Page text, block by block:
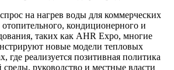
на нагрев воды для коммерческих
кондиционерного и
таких как AHR Expo, многие
новые модели тепловых
где реализуется позитивная политика
руководство и местные власти